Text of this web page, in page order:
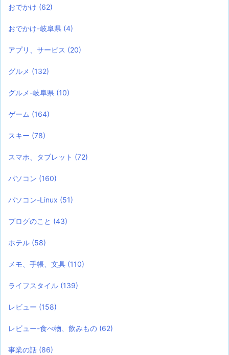
おでかけ (62)
おでかけ-岐阜県 (4)
アプリ、サービス (20)
グルメ (132)
グルメ-岐阜県 (10)
ゲーム (164)
スキー (78)
スマホ、タブレット (72)
パソコン (160)
パソコン-Linux (51)
ブログのこと (43)
ホテル (58)
メモ、手帳、文具 (110)
ライフスタイル (139)
レビュー (158)
レビュー-食べ物、飲みもの (62)
事業の話 (86)